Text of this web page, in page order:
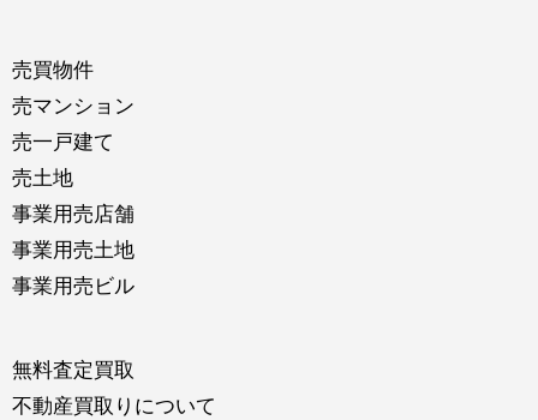
売買物件
売マンション
売一戸建て
売土地
事業用売店舗
事業用売土地
事業用売ビル
無料査定買取
不動産買取りについて